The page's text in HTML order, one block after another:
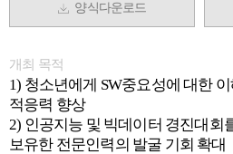
양식다운로드
개최 목적
1) 청소년에게 SW중요성에 대한
적응력 향상
2) 인공지능 및 빅데이터 경진대회
보유한 전문인력의 발굴 기회 확대